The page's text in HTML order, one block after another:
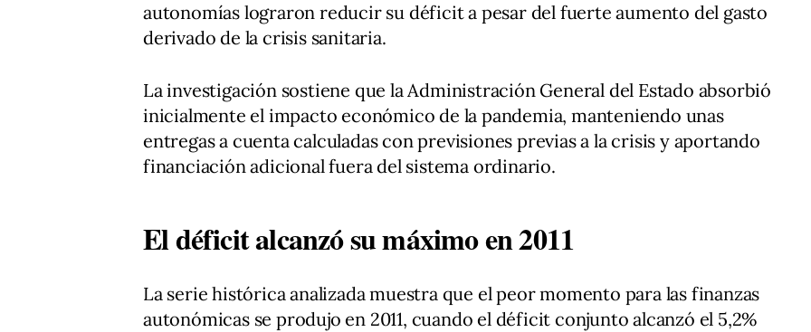
autonomías lograron reducir su déficit a pesar del fuerte aumento del gasto
derivado de la crisis sanitaria.
La investigación sostiene que la Administración General del Estado absorbió
inicialmente el impacto económico de la pandemia, manteniendo unas
entregas a cuenta calculadas con previsiones previas a la crisis y aportando
financiación adicional fuera del sistema ordinario.
El déficit alcanzó su máximo en 2011
La serie histórica analizada muestra que el peor momento para las finanzas
autonómicas se produjo en 2011, cuando el déficit conjunto alcanzó el 5,2%